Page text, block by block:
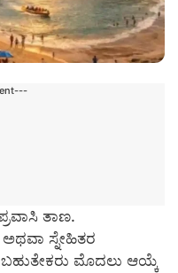
ತಾಣ.
ಸ್ನೇಹಿತರ
ಮೊದಲು ಆಯ್ಕೆ